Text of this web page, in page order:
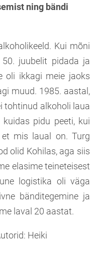
ning bändi
Kui mõni
juubelit pidada ja
oli ikkagi meie jaoks
muud. 1985. aastal,
tohtinud alkoholi laua
pidu peeti, kui
mis laual on. Turg
olid Kohilas, aga siis
elasime teineteisest
logistika oli väga
bänditegemine ja
laval 20 aastat.
Heiki